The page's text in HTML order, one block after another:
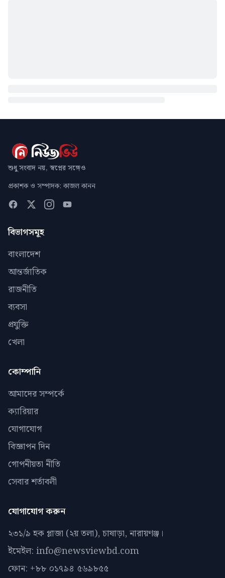
শুধু সংবাদ নয়, স্বপ্নের সঙ্গেও
প্রকাশক ও সম্পাদক: কাজল কানন
বিভাগসমূহ
বাংলাদেশ
আন্তর্জাতিক
রাজনীতি
ব্যবসা
প্রযুক্তি
খেলা
কোম্পানি
আমাদের সম্পর্কে
ক্যারিয়ার
যোগাযোগ
বিজ্ঞাপন দিন
গোপনীয়তা নীতি
সেবার শর্তাবলী
যোগাযোগ করুন
২৩১/৯ হক প্লাজা (২য় তলা), চাষাড়া, নারায়ণঞ্জ।
ইমেইল: info@newsviewbd.com
ফোন: +৮৮ ০১৭৯৪ ৫৬৯৮৫৫